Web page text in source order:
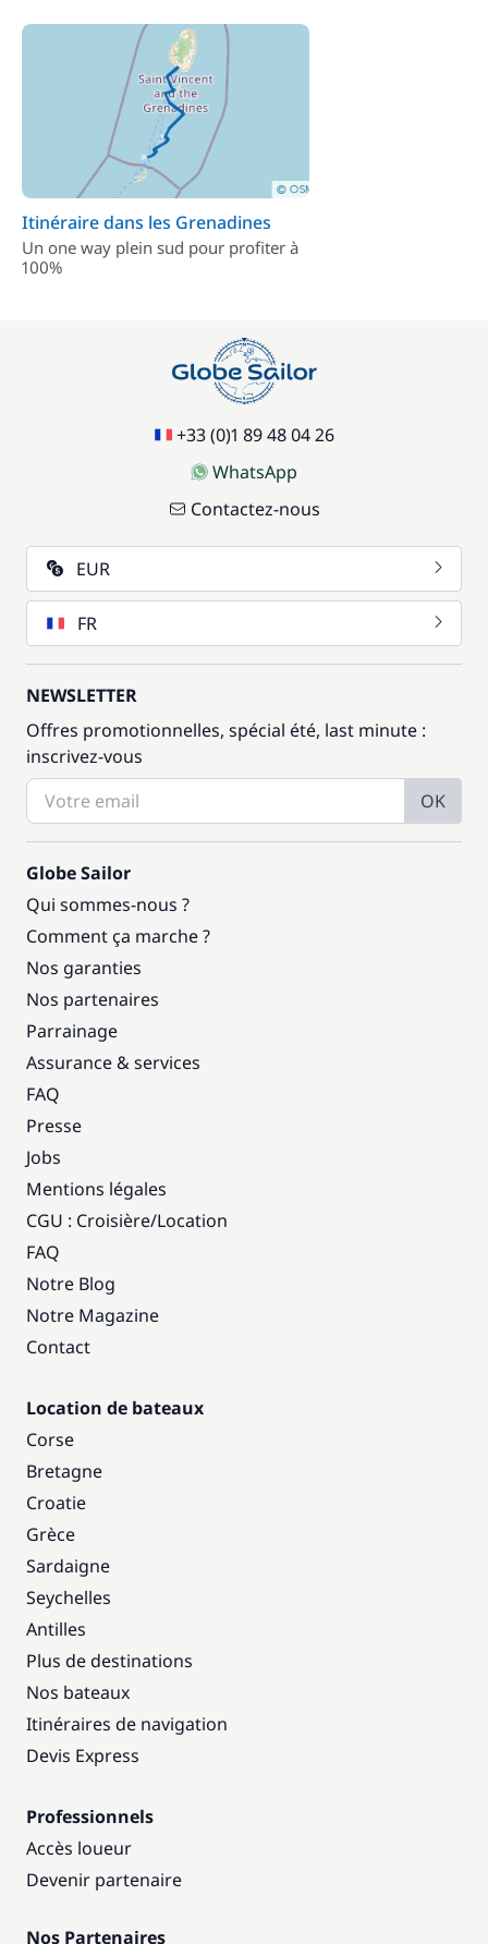
Itinéraire dans les Grenadines
Un one way plein sud pour profiter à
100%
+33 (0)1 89 48 04 26
WhatsApp
Contactez-nous
EUR
FR
NEWSLETTER
Offres promotionnelles, spécial été, last minute :
inscrivez-vous
OK
Globe Sailor
Qui sommes-nous ?
Comment ça marche ?
Nos garanties
Nos partenaires
Parrainage
Assurance & services
FAQ
Presse
Jobs
Mentions légales
CGU : Croisière/Location
FAQ
Notre Blog
Notre Magazine
Contact
Location de bateaux
Corse
Bretagne
Croatie
Grèce
Sardaigne
Seychelles
Antilles
Plus de destinations
Nos bateaux
Itinéraires de navigation
Devis Express
Professionnels
Accès loueur
Devenir partenaire
Nos Partenaires